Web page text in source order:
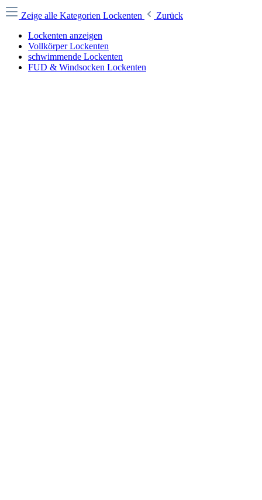
Zeige alle Kategorien Lockenten
Zurück
Lockenten anzeigen
Vollkörper Lockenten
schwimmende Lockenten
FUD & Windsocken Lockenten